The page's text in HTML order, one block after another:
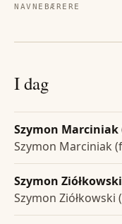
NAVNEBÆRERE
I dag
Szymon Marciniak
Szymon Marciniak
Szymon
Szymon Ziółkowski